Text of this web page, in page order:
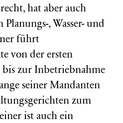
hat aber auch
, Wasser- und
führt
von der ersten
bis zur Inbetriebnahme
seiner Mandanten
zum
ist auch ein